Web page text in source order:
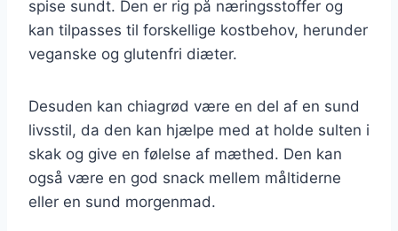
spise sundt. Den er rig på næringsstoffer og
kan tilpasses til forskellige kostbehov, herunder
veganske og glutenfri diæter.
Desuden kan chiagrød være en del af en sund
livsstil, da den kan hjælpe med at holde sulten i
skak og give en følelse af mæthed. Den kan
også være en god snack mellem måltiderne
eller en sund morgenmad.